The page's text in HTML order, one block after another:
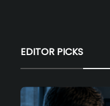
EDITOR PICKS